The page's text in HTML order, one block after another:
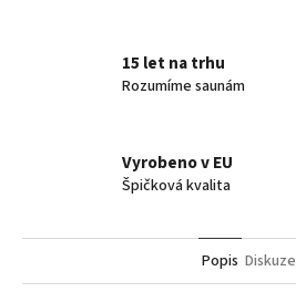
15 let na trhu
Rozumíme saunám
Vyrobeno v EU
Špičková kvalita
Popis Diskuze